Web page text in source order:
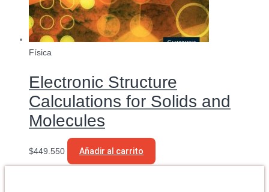
Física
Electronic Structure
Calculations for Solids and
Molecules
$449.550 Añadir al carrito